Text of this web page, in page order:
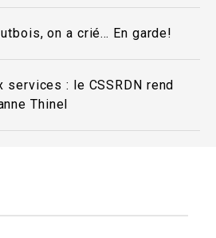
on a crié… En garde!
services : le CSSRDN rend
Thinel